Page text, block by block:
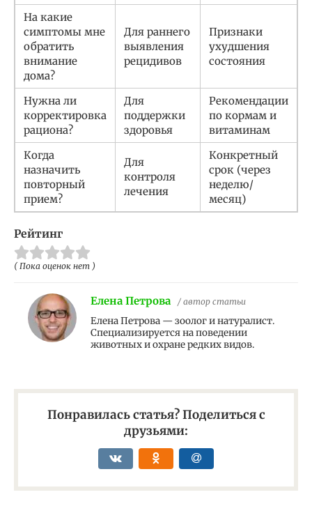
На какие
симптомы мне
обратить
внимание
дома?
Для раннего
выявления
рецидивов
Признаки
ухудшения
состояния
Нужна ли
корректировка
рациона?
Для
поддержки
здоровья
Рекомендации
по кормам и
витаминам
Когда
назначить
повторный
прием?
Для
контроля
лечения
Конкретный
срок (через
неделю/
месяц)
Рейтинг
( Пока оценок нет )
Елена Петрова / автор статьи
Елена Петрова — зоолог и натуралист.
Специализируется на поведении
животных и охране редких видов.
Понравилась статья? Поделиться с
друзьями: